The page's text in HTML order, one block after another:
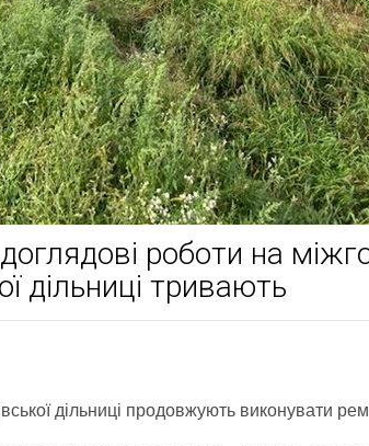
роботи на
дільниці тривають
дільниці продовжують виконувати